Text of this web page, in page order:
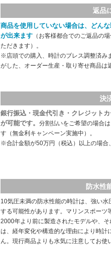
返品
商品を使用していない場合は、どん
が出来ます （お客様都合でのご返品の
ただきます）。
※店頭での購入、時計のブレス調整済み
がした、オーダー生産・取り寄せ商品は
決
銀行振込・現金代引き・クレジット
が可能です。 分割払いをご希望の場合は
す（無金利キャンペーン実施中）。
※合計金額が50万円（税込）以上の場合
防水性
10気圧未満の防水性能の時計は、強い
する可能性があります。マリンスポーツ
2000年より前に製造されたモデルや、
は、経年変化や構造的な理由により時
ん。現行商品よりも水気に注意してお使